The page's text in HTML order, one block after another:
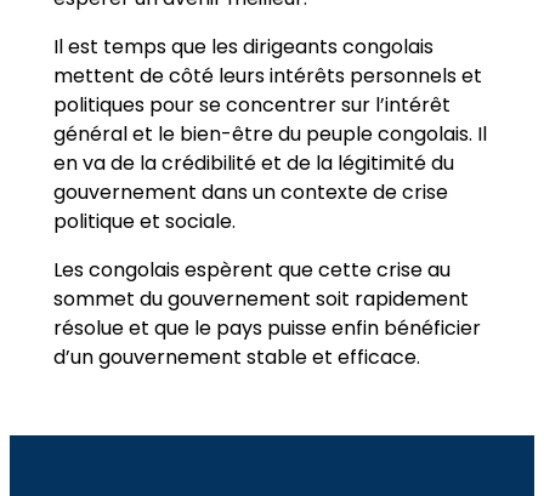
Il est temps que les dirigeants congolais
mettent de côté leurs intérêts personnels et
politiques pour se concentrer sur l’intérêt
général et le bien-être du peuple congolais. Il
en va de la crédibilité et de la légitimité du
gouvernement dans un contexte de crise
politique et sociale.
Les congolais espèrent que cette crise au
sommet du gouvernement soit rapidement
résolue et que le pays puisse enfin bénéficier
d’un gouvernement stable et efficace.